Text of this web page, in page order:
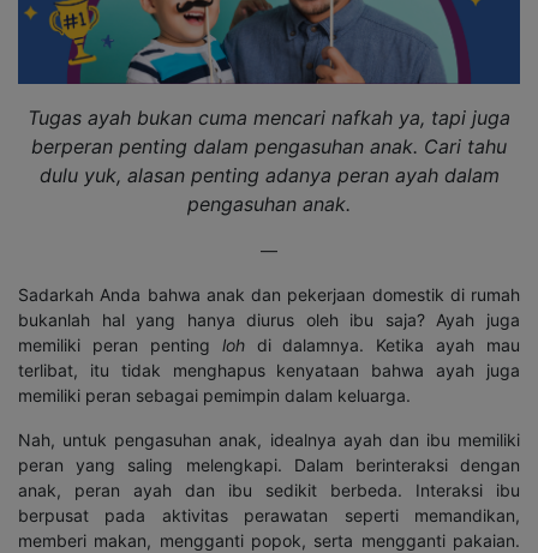
Tugas ayah bukan cuma mencari nafkah ya, tapi juga
berperan penting dalam pengasuhan anak. Cari tahu
dulu yuk, alasan penting adanya peran ayah dalam
pengasuhan anak.
—
Sadarkah Anda bahwa anak dan pekerjaan domestik di rumah
bukanlah hal yang hanya diurus oleh ibu saja? Ayah juga
memiliki peran penting loh di dalamnya. Ketika ayah mau
terlibat, itu tidak menghapus kenyataan bahwa ayah juga
memiliki peran sebagai pemimpin dalam keluarga.
Nah, untuk pengasuhan anak, idealnya ayah dan ibu memiliki
peran yang saling melengkapi. Dalam berinteraksi dengan
anak, peran ayah dan ibu sedikit berbeda. Interaksi ibu
berpusat pada aktivitas perawatan seperti memandikan,
memberi makan, mengganti popok, serta mengganti pakaian.